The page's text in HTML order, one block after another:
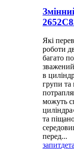
Які
роботи
багато
в
групи та
можуть
та
перед...
запит